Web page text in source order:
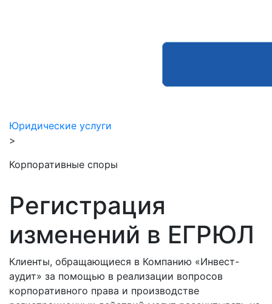
Юридические услуги
>
Корпоративные споры
Регистрация
изменений в ЕГРЮЛ
Клиенты, обращающиеся в Компанию «Инвест-
аудит» за помощью в реализации вопросов
корпоративного права и производстве